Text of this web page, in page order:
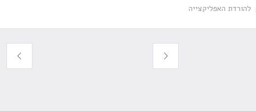
להורדת האפליקצייה